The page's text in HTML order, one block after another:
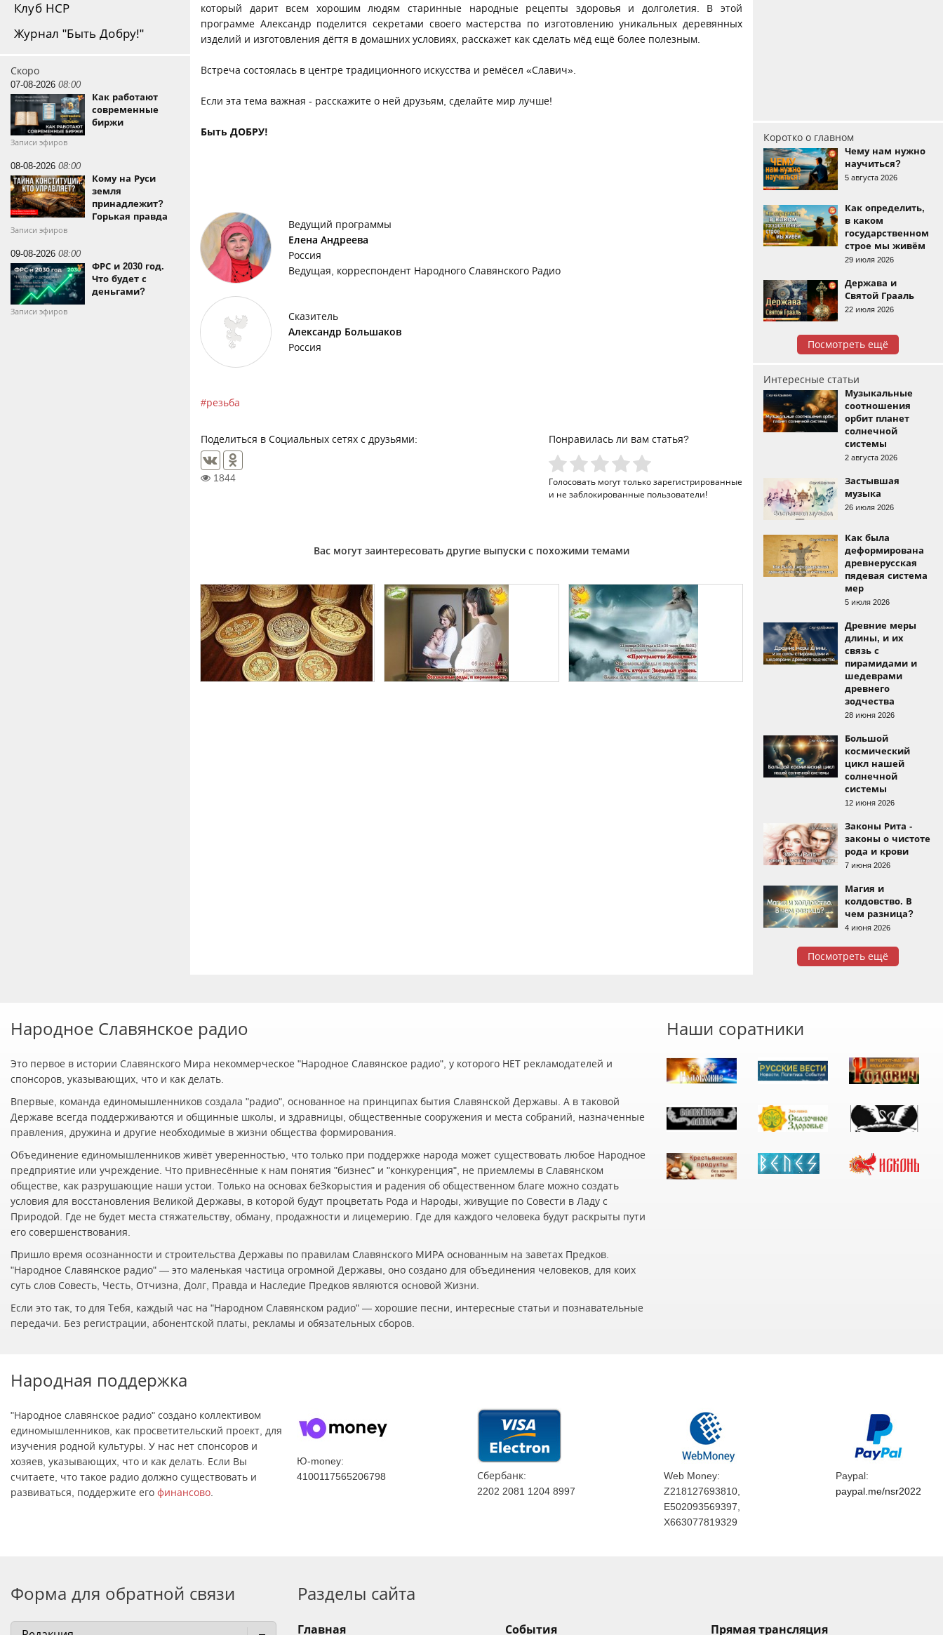
Клуб НСР
Журнал "Быть Добру!"
Скоро
07-08-2026 08:00
Как работают
современные
биржи
Записи эфиров
08-08-2026 08:00
Кому на Руси
земля
принадлежит?
Горькая правда
Записи эфиров
09-08-2026 08:00
ФРС и 2030 год.
Что будет с
деньгами?
Записи эфиров
который дарит всем хорошим людям старинные народные рецепты здоровья и долголетия. В этой
программе Александр поделится секретами своего мастерства по изготовлению уникальных деревянных
изделий и изготовления дёгтя в домашних условиях, расскажет как сделать мёд ещё более полезным.
Встреча состоялась в центре традиционного искусства и ремёсел «Славич».
Если эта тема важная - расскажите о ней друзьям, сделайте мир лучше!
Быть ДОБРУ!
Ведущий программы
Елена Андреева
Россия
Ведущая, корреспондент Народного Славянского Радио
Сказитель
Александр Большаков
Россия
резьба
Поделиться в Социальных сетях с друзьями:
1844
Понравилась ли вам статья?
Голосовать могут толькозарегистрированные
и не заблокированные пользователи!
Вас могут заинтересовать другие выпуски с похожими темами
Коротко о главном
Чему нам нужно
научиться?
5 августа 2026
Как определить,
в каком
государственном
строе мы живём
29 июля 2026
Держава и
Святой Грааль
22 июля 2026
Посмотреть ещё
Интересные статьи
Музыкальные
соотношения
орбит планет
солнечной
системы
2 августа 2026
Застывшая
музыка
26 июля 2026
Как была
деформирована
древнерусская
пядевая система
мер
5 июля 2026
Древние меры
длины, и их
связь с
пирамидами и
шедеврами
древнего
зодчества
28 июня 2026
Большой
космический
цикл нашей
солнечной
системы
12 июня 2026
Законы Рита -
законы о чистоте
рода и крови
7 июня 2026
Магия и
колдовство. В
чем разница?
4 июня 2026
Посмотреть ещё
Народное Славянское радио
Это первое в истории Славянского Мира некоммерческое "Народное Славянское радио", у которого НЕТ рекламодателей и
спонсоров, указывающих, что и как делать.
Впервые, команда единомышленников создала "радио", основанное на принципах бытия Славянской Державы. А в таковой
Державе всегда поддерживаются и общинные школы, и здравницы, общественные сооружения и места собраний, назначенные
правления, дружина и другие необходимые в жизни общества формирования.
Объединение единомышленников живёт уверенностью, что только при поддержке народа может существовать любое Народное
предприятие или учреждение. Что привнесённые к нам понятия "бизнес" и "конкуренция", не приемлемы в Славянском
обществе, как разрушающие наши устои. Только на основах беЗкорыстия и радения об общественном благе можно создать
условия для восстановления Великой Державы, в которой будут процветать Рода и Народы, живущие по Совести в Ладу с
Природой. Где не будет места стяжательству, обману, продажности и лицемерию. Где для каждого человека будут раскрыты пути
его совершенствования.
Пришло время осознанности и строительства Державы по правилам Славянского МИРА основанным на заветах Предков.
"Народное Славянское радио" — это маленькая частица огромной Державы, оно создано для объединения человеков, для коих
суть слов Совесть, Честь, Отчизна, Долг, Правда и Наследие Предков являются основой Жизни.
Если это так, то для Тебя, каждый час на "Народном Славянском радио" — хорошие песни, интересные статьи и познавательные
передачи. Без регистрации, абонентской платы, рекламы и обязательных сборов.
Наши соратники
Народная поддержка
"Народное славянское радио" создано коллективом
единомышленников, как просветительский проект, для
изучения родной культуры. У нас нет спонсоров и
хозяев, указывающих, что и как делать. Если Вы
считаете, что такое радио должно существовать и
развиваться, поддержите его финансово
Ю-money:
4100117565206798
Сбербанк:
2202 2081 1204 8997
Web Money:
Z218127693810,
E502093569397,
X663077819329
Paypal:
paypal.me/nsr2022
Форма для обратной связи Разделы сайта
Главная События Прямая трансляция